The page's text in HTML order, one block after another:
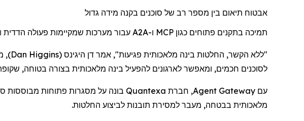
אבטוח תיאום בין מספר רב של סוכנים בקנה מידה גדול
תמיכה בתקנים פתוחים כגון MCP ו-A2A עבור מערכות שמקיימות פעולה הדדית
"ללא הקשר, החלטות בינה מלאכותית פגיעות", אמר דן היגינס (
Dan Higgins
)
לסוכנים חכמים, ומאפשר לארגונים להפעיל בינה מלאכותית בצורה בטוחה,
עם Agent Gateway, חברת
מלאכותית בבטחה, מעבר למסירת תובנות לביצוע החלטות.